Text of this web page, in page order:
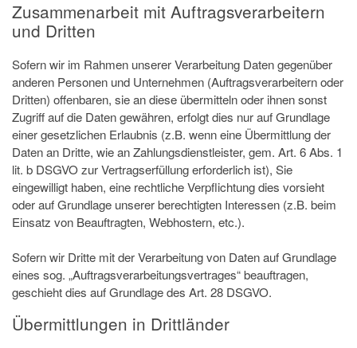
Zusammenarbeit mit Auftragsverarbeitern
und Dritten
Sofern wir im Rahmen unserer Verarbeitung Daten gegenüber
anderen Personen und Unternehmen (Auftragsverarbeitern oder
Dritten) offenbaren, sie an diese übermitteln oder ihnen sonst
Zugriff auf die Daten gewähren, erfolgt dies nur auf Grundlage
einer gesetzlichen Erlaubnis (z.B. wenn eine Übermittlung der
Daten an Dritte, wie an Zahlungsdienstleister, gem. Art. 6 Abs. 1
lit. b DSGVO zur Vertragserfüllung erforderlich ist), Sie
eingewilligt haben, eine rechtliche Verpflichtung dies vorsieht
oder auf Grundlage unserer berechtigten Interessen (z.B. beim
Einsatz von Beauftragten, Webhostern, etc.).
Sofern wir Dritte mit der Verarbeitung von Daten auf Grundlage
eines sog. „Auftragsverarbeitungsvertrages“ beauftragen,
geschieht dies auf Grundlage des Art. 28 DSGVO.
Übermittlungen in Drittländer